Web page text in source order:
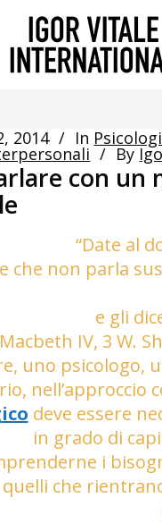
2014 In
By
con un
“Date al
che non parla
e gli
IV, 3 W.
uno psicologo,
nell’approccio
deve essere
in grado di
i
quelli che